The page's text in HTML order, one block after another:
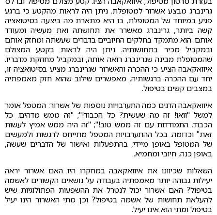
גרינברג מבצע אשרור למטופלת. ניתן היה לראות מהקטע כי ברגע
פגיע במיוחד של המטופלת, בו היא מתארת מה ביצעה בסיטואציה
קשה ביותר, גרינברג מאשרר את תחושתה ואת מעשיה ומעודד
אותם. הוא מתמקד בחלקים החיוביים בדברים שעשתה ומחזק אותם
ובמקביל מכיר בתחושותיה. ניתן היה לראות בקטע המצולם
שהמטופלת מבינה שגרינברג רואה אותה, ובמקביל מחוזקת מדבריו.
איוואקאבה הציע כי ההכרה והאשרור שגרינברג מציע בסיטואציה זו,
יחד עם ההכרה ברגשותיה, מאפשרים שילוב שהוא חזק מאמפתיה
במצבים קשים בטיפול.
איוואקאבה הדגים כמה התערבויות נוספות של אשרור: המטפל אומר
למשל "וואו! זה מה שעשית? כל הכבוד!"; "זה ממש מדהים. כל
הכבוד. התמודדות עם זה ממש טוב!"; "זה היה ממש אמיץ לעשות
זאת" וכדומה. בכל ההתערבויות המטפל מתייחס לרגשות ולמעשים
של המטופל באופן מיידי, בהתפעלות ואישור של הדברים שעשה,
באופן כנה, חיובי ומחמיא.
השאלות שכיוונו את איוואקאבה במחקרו היו האם אשרור יראה
יעילות גבוהה יותר מאמפתיה בעבודה על נושאים הקשורים לאשמה
בטיפול? האם אשרור יכול לנטרל את ההשפעות הפתולוגיות שיש
להעלאת תחושות של אשמה בטיפול? וכן מתי האשרור הינו יעיל
בטיפול ומתי הוא אינו יעיל.